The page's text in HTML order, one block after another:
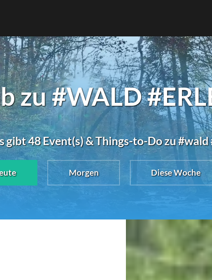
zu #WALD
gibt 48 Event(s) & Things-to-Do zu
Morgen Diese Woche